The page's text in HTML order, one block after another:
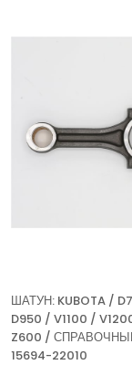
ШАТУН: KUBOTA /
D950 / V1100 /
Z600 / СПРАВОЧНЫЙ
15694-22010